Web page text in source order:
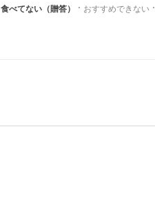
食べてない（贈答）
おすすめできない